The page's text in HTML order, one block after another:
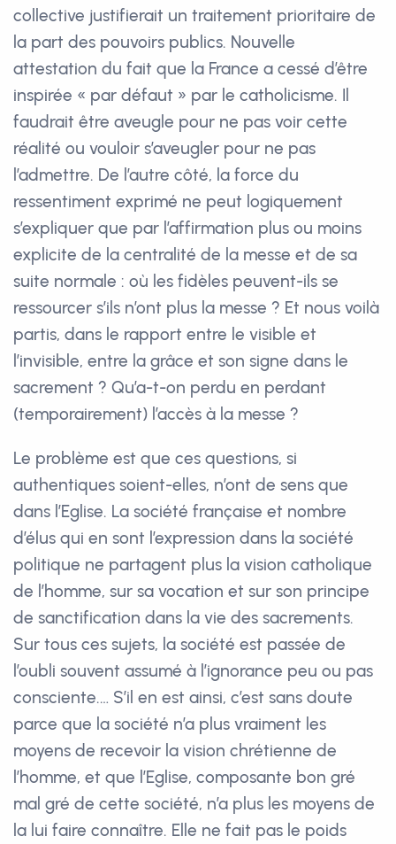
collective justifierait un traitement prioritaire de
la part des pouvoirs publics. Nouvelle
attestation du fait que la France a cessé d’être
inspirée « par défaut » par le catholicisme. Il
faudrait être aveugle pour ne pas voir cette
réalité ou vouloir s’aveugler pour ne pas
l’admettre. De l’autre côté, la force du
ressentiment exprimé ne peut logiquement
s’expliquer que par l’affirmation plus ou moins
explicite de la centralité de la messe et de sa
suite normale : où les fidèles peuvent-ils se
ressourcer s’ils n’ont plus la messe ? Et nous voilà
partis, dans le rapport entre le visible et
l’invisible, entre la grâce et son signe dans le
sacrement ? Qu’a-t-on perdu en perdant
(temporairement) l’accès à la messe ?
Le problème est que ces questions, si
authentiques soient-elles, n’ont de sens que
dans l’Eglise. La société française et nombre
d’élus qui en sont l’expression dans la société
politique ne partagent plus la vision catholique
de l’homme, sur sa vocation et sur son principe
de sanctification dans la vie des sacrements.
Sur tous ces sujets, la société est passée de
l’oubli souvent assumé à l’ignorance peu ou pas
consciente.… S’il en est ainsi, c’est sans doute
parce que la société n’a plus vraiment les
moyens de recevoir la vision chrétienne de
l’homme, et que l’Eglise, composante bon gré
mal gré de cette société, n’a plus les moyens de
la lui faire connaître. Elle ne fait pas le poids